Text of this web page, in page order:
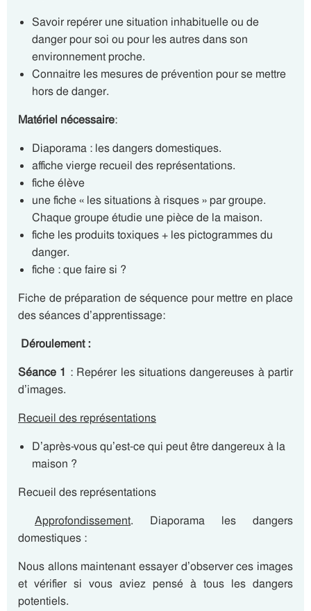
Savoir repérer une situation inhabituelle ou de
danger pour soi ou pour les autres dans son
environnement proche.
Connaitre les mesures de prévention pour se mettre
hors de danger.
Matériel nécessaire:
Diaporama : les dangers domestiques.
affiche vierge recueil des représentations.
fiche élève
une fiche « les situations à risques » par groupe.
Chaque groupe étudie une pièce de la maison.
fiche les produits toxiques + les pictogrammes du
danger.
fiche : que faire si ?
Fiche de préparation de séquence pour mettre en place
des séances d’apprentissage:
Déroulement :
Séance 1 : Repérer les situations dangereuses à partir
d’images.
Recueil des représentations
D’après-vous qu’est-ce qui peut être dangereux à la
maison ?
Recueil des représentations
Approfondissement. Diaporama les dangers
domestiques :
Nous allons maintenant essayer d’observer ces images
et vérifier si vous aviez pensé à tous les dangers
potentiels.